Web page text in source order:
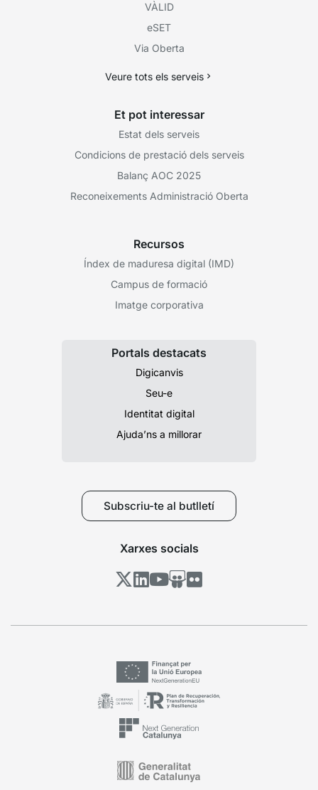
VÀLID
eSET
Via Oberta
Veure tots els serveis
Et pot interessar
Estat dels serveis
Condicions de prestació dels serveis
Balanç AOC 2025
Reconeixements Administració Oberta
Recursos
Índex de maduresa digital (IMD)
Campus de formació
Imatge corporativa
Portals destacats
Digicanvis
Seu-e
Identitat digital
Ajuda’ns a millorar
Subscriu-te al butlletí
Xarxes socials